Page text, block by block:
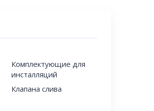
Комплектующие для
инсталляций
Клапана слива